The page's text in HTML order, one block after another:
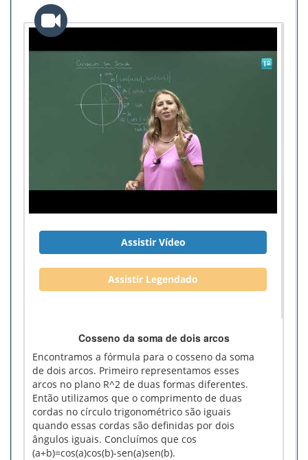
Assistir Vídeo
Assistir Legendado
Cosseno da soma de dois arcos
Encontramos a fórmula para o cosseno da soma
de dois arcos. Primeiro representamos esses
arcos no plano R^2 de duas formas diferentes.
Então utilizamos que o comprimento de duas
cordas no círculo trigonométrico são iguais
quando essas cordas são definidas por dois
ângulos iguais. Concluímos que cos
(a+b)=cos(a)cos(b)-sen(a)sen(b).